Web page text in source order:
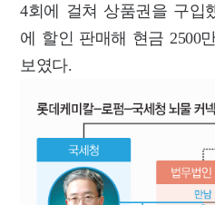
4회에 걸쳐 상품권을 구입
에 할인 판매해 현금 2500
보였다.